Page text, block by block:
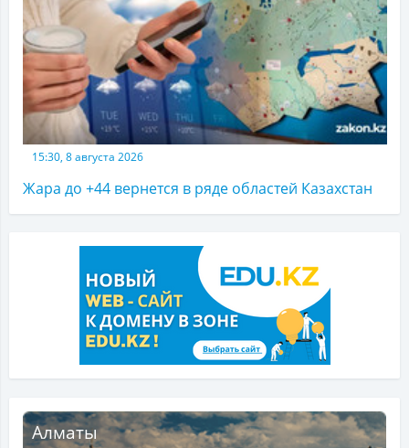
15:30, 8 августа 2026
Жара до +44 вернется в ряде областей Казахстан
Алматы